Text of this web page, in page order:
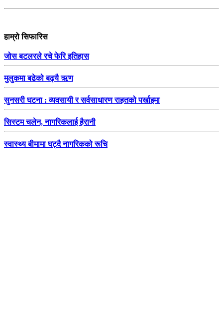
हाम्रो सिफारिस
जोस बटलरले रचे फेरि इतिहास
मुलुकमा बढेको बढ्यै ऋण
सुनसरी घटना : व्यवसायी र सर्वसाधारण राहतको पर्खाइमा
सिस्टम चलेन, नागरिकलाई हैरानी
स्वास्थ्य बीमामा घट्दै नागरिकको रूचि